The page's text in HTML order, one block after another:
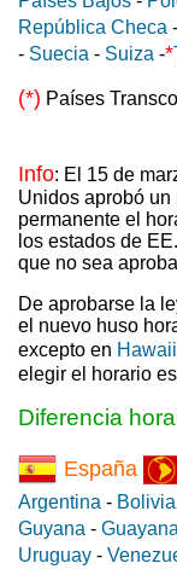
República Checa -
- Suecia - Suiza -*
(*) Países
Info: El 15 de
Unidos aprobó un
permanente el
los estados de
que no sea
De aprobarse la
el nuevo huso
excepto en Hawaii
elegir el horario
Diferencia
España
Argentina - Bolivia
Guyana -
Uruguay -